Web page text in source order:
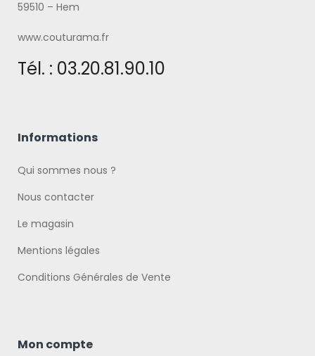
59510 – Hem
www.couturama.fr
Tél. : 03.20.81.90.10
Informations
Qui sommes nous ?
Nous contacter
Le magasin
Mentions légales
Conditions Générales de Vente
Mon compte